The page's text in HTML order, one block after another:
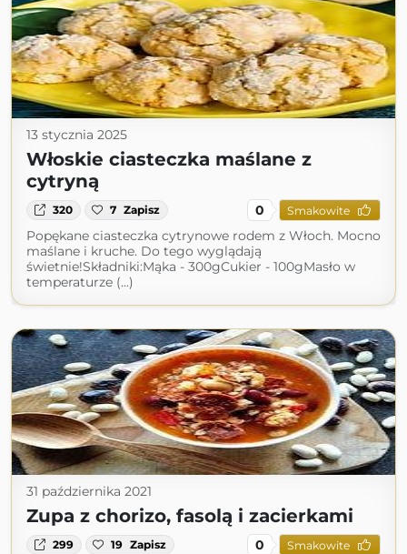
13 stycznia 2025
Włoskie ciasteczka maślane z
cytryną
320 7 Zapisz 0 Smakowite
Popękane ciasteczka cytrynowe rodem z Włoch. Mocno
maślane i kruche. Do tego wyglądają
świetnie!Składniki:Mąka - 300gCukier - 100gMasło w
temperaturze (...)
31 października 2021
Zupa z chorizo, fasolą i zacierkami
299 19 Zapisz 0 Smakowite